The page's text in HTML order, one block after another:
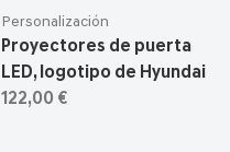
Personalización
Proyectores de puerta
LED, logotipo de Hyundai
122,00 €